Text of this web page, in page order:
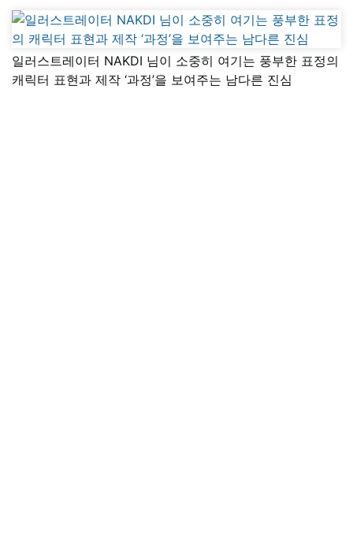
일러스트레이터 NAKDI 님이 소중히 여기는 풍부한 표정의
캐릭터 표현과 제작 ‘과정’을 보여주는 남다른 진심